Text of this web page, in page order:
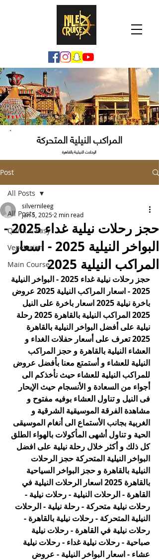
المراكب النيلية المتحركة
الرحلات النيلية بالقاهرة
Post
All Posts
Quick & Easy
Vegetarian
Main Course
All Posts
حجز رحلات نيلية غداء 2025 -
البواخر النيلية 2025 - اسعار
المراكب النيلية 2025
silvernileeg
Jan 5, 2025 2 min read
حجز رحلات نيلية غداء 2025 - البواخر النيلية
2025 - اسعار المراكب النيلية 2025 عروض
باخرة نيلية 2025 اسعار باخرة على النيل
2025 المراكب النيلية بالقاهرة 2025 رحلة
نيلية على أفضل البواخر النيلية بالقاهرة
2025 تعرف على أسعار حفلات الغداء و
العشاء النيلية بالقاهرة و حجز المراكب
النيلية للعشاء و أستمتع معنا بأفضل عروض
للمراكب النيلية للعشاء حيث نأخذكم الى
أجواء من السعادة و الأنسجام حيث الإبحار
فى النيل و تناول العشاء بوفيه مفتوح و
مشاهدة الفرقة الموسيقية الشرقية و
الغربية بجانب الأستماع الى أنغام الموسيقى
الحية و تناول أشهى المأكولات بالهواء الطلق
كل ذلك و أكثر خلال رحلة نيلية على افضل
البواخر النيلية المتحركة حجز الرحلات
النيلية بالقاهرة و حجز البواخر السياحية
بالقاهرة 2025 اسعار الرحلات النيلية في
القاهرة - الرحلات النيلية - رحلات نيلية -
رحلات نيلية متحركة - رحلة نيلية - الرحلات
النيلية المتحركة - رحلات نيلية بالقاهرة -
رحلات نيلية في القاهرة - رحلات نيلية
صباحية - رحلات نيلية غداء - رحلات نيلية
عشاء - اسعار البواخر النيلية - عروض